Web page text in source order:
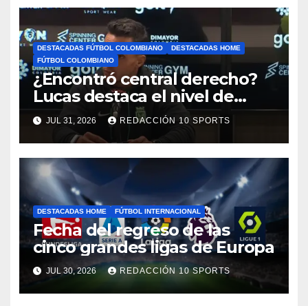
DESTACADAS FÚTBOL COLOMBIANO
DESTACADAS HOME
FÚTBOL COLOMBIANO
¿Encontró central derecho?
Lucas destaca el nivel de
Néider Parra
JUL 31, 2026 REDACCIÓN 10 SPORTS
DESTACADAS HOME FÚTBOL INTERNACIONAL
Fecha del regreso de las
cinco grandes ligas de Europa
JUL 30, 2026 REDACCIÓN 10 SPORTS